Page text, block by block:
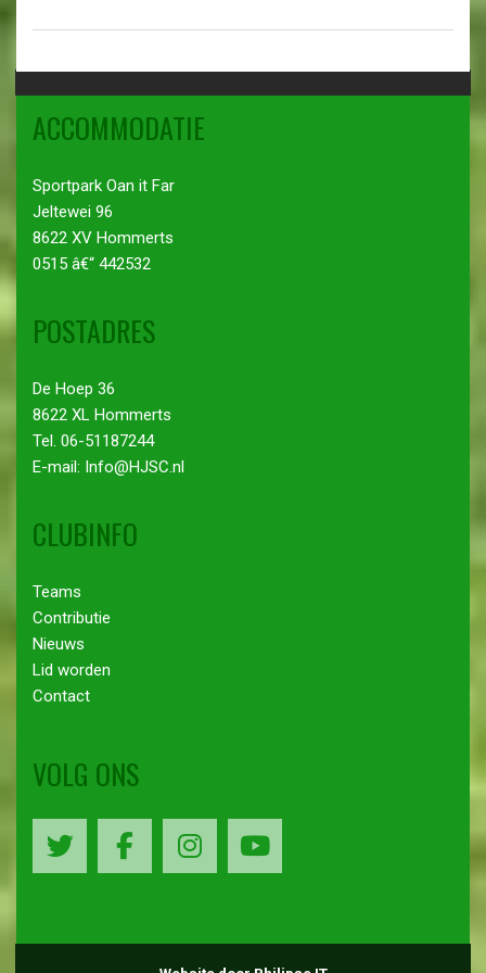
ACCOMMODATIE
Sportpark Oan it Far
Jeltewei 96
8622 XV Hommerts
0515 â€“ 442532
POSTADRES
De Hoep 36
8622 XL Hommerts
Tel. 06-51187244
E-mail: Info@HJSC.nl
CLUBINFO
Teams
Contributie
Nieuws
Lid worden
Contact
VOLG ONS